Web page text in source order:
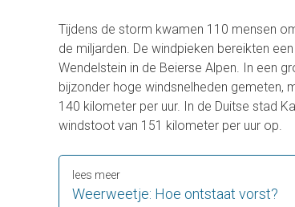
Tijdens de storm kwamen 110 mensen
de miljarden. De windpieken bereikten
Wendelstein in de Beierse Alpen. In een
bijzonder hoge windsnelheden
140 kilometer per uur. In de Duitse stad
windstoot van 151 kilometer per uur op.
Weerweetje: Hoe ontstaat vorst?
lees meer